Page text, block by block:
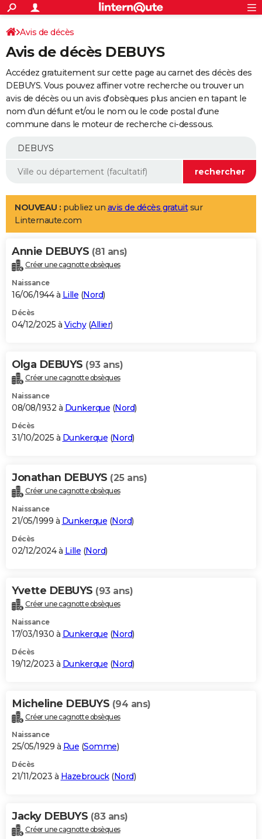
ACTUALITÉS
Politique
Société
Faits Divers
Education
Monde
Villes
+
SPORT
Coupe du monde 2026
Football
Tennis
Cyclisme
Rugby
Forum
Programme TV
TNT
Streaming
Cinéma
Sorties cinéma
Musique
+
FINANCE
Retraite
Epargne
Immobilier
Risques naturels par ville
Banque
Assurance
AUTO
Essais
Réserver un essai
Citadines
Berlines
SUV
Forum auto
+
Mobiles
Meilleur smartphone
Internet
Ordinateurs
Jeux vidéo
Guide high-tech
Aménagement intérieur
LIFESTYLE
Art de vivre
Bien-être
Loisirs
Mode
Modes de vie
Alimentation
Guide de la santé
Maladies
Médicaments
Sommeil
VOYAGE
Destinations
City break
Voyage nature
Voyage de noces
Forum
Climat
+PHOTO
GUIDES D'ACHAT
BONS PLANS
Carte de Noël
Carte Bonne année
Carte Saint-Valentin
Carte Pâques
Carte d'anniversaire
DICTIONNAIRE
Dictionnaire
Biographies
Citations
Expressions
Proverbes
PROGRAMME TV
S'inscrire
Se connecter
Lycées
Collèges
Primaires
Universités
Entreprises
Service militaire
Avis de recherche
AVIS DE DÉCÈS
Bricolage
Lifestyle
Culture
Sport
Auto
Television
Voyage
Cinema
Avis de décès
Avis de décès DEBUYS
Accédez gratuitement sur cette page au carnet des décès des
DEBUYS. Vous pouvez affiner votre recherche ou trouver un
avis de décès ou un avis d'obsèques plus ancien en tapant le
nom d'un défunt et/ou le nom ou le code postal d'une
commune dans le moteur de recherche ci-dessous.
NOUVEAU : publiez un avis de décès gratuitsur
Linternaute.com
Annie DEBUYS (81 ans)
Créer une cagnotte obsèques
Naissance
16/06/1944 à Lille (Nord)
Décès
04/12/2025 à Vichy(Allier)
Olga DEBUYS (93 ans)
Créer une cagnotte obsèques
Naissance
08/08/1932 à Dunkerque (Nord)
Décès
31/10/2025 à Dunkerque (Nord)
Jonathan DEBUYS (25 ans)
Créer une cagnotte obsèques
Naissance
21/05/1999 à Dunkerque (Nord)
Décès
02/12/2024 à Lille (Nord)
Yvette DEBUYS (93 ans)
Créer une cagnotte obsèques
Naissance
17/03/1930 à Dunkerque (Nord)
Décès
19/12/2023 à Dunkerque (Nord)
Micheline DEBUYS (94 ans)
Créer une cagnotte obsèques
Naissance
25/05/1929 à Rue (Somme)
Décès
21/11/2023 à Hazebrouck(Nord)
Jacky DEBUYS (83 ans)
Créer une cagnotte obsèques